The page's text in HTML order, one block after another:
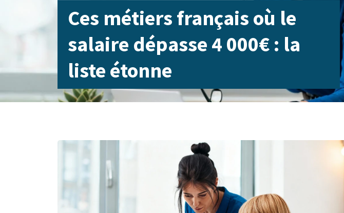
Ces métiers français où le
salaire dépasse 4 000€ : la
liste étonne